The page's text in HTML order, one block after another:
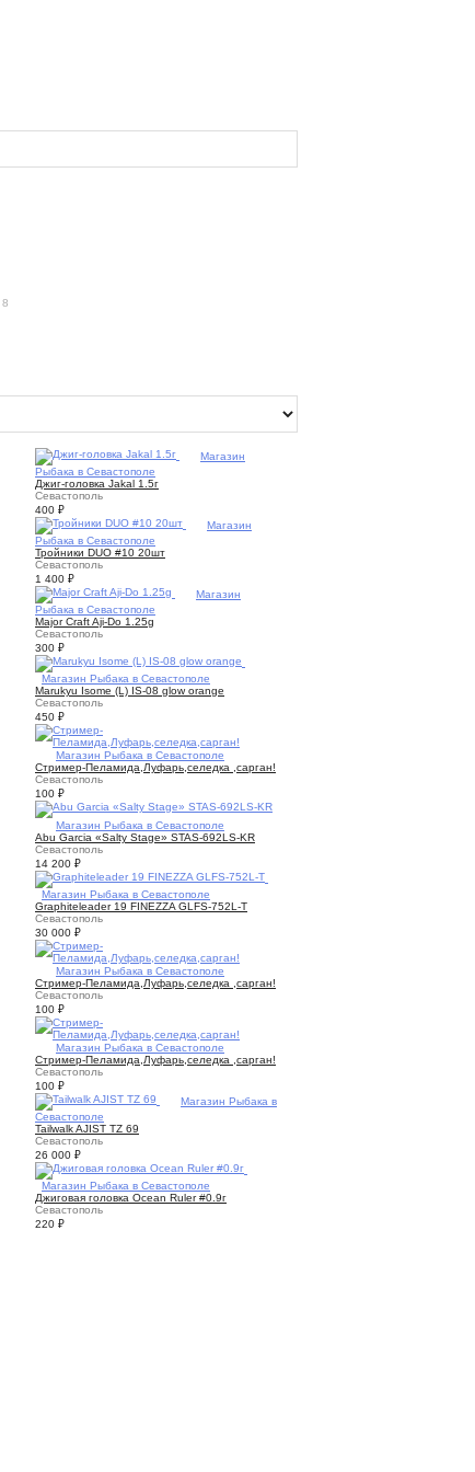
8
Магазин
Рыбака в Севастополе
Джиг-головка Jakal 1.5г
Севастополь
400 ₽
Магазин
Рыбака в Севастополе
Тройники DUO #10 20шт
Севастополь
1 400 ₽
Магазин
Рыбака в Севастополе
Major Craft Aji-Do 1.25g
Севастополь
300 ₽
Магазин Рыбака в Севастополе
Marukyu Isome (L) IS-08 glow orange
Севастополь
450 ₽
Магазин Рыбака в Севастополе
Стример-Пеламида,Луфарь,селедка ,сарган!
Севастополь
100 ₽
Магазин Рыбака в Севастополе
Abu Garcia «Salty Stage» STAS-692LS-KR
Севастополь
14 200 ₽
Магазин Рыбака в Севастополе
Graphiteleader 19 FINEZZA GLFS-752L-T
Севастополь
30 000 ₽
Магазин Рыбака в Севастополе
Стример-Пеламида,Луфарь,селедка ,сарган!
Севастополь
100 ₽
Магазин Рыбака в Севастополе
Стример-Пеламида,Луфарь,селедка ,сарган!
Севастополь
100 ₽
Магазин Рыбака в
Севастополе
Tailwalk AJIST TZ 69
Севастополь
26 000 ₽
Магазин Рыбака в Севастополе
Джиговая головка Ocean Ruler #0.9г
Севастополь
220 ₽